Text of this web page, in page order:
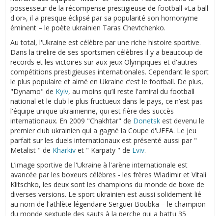
possesseur de la récompense prestigieuse de football «La ball
d'or», il a presque éclipsé par sa popularité son homonyme
éminent – le poète ukrainien Taras Chevtchenko.
Au total, l'Ukraine est célèbre par une riche histoire sportive.
Dans la tirelire de ses sportsmen célèbres il y a beaucoup de
records et les victoires sur aux jeux Olympiques et d'autres
compétitions prestigieuses internationales. Cependant le sport
le plus populaire et aimé en Ukraine c’est le football. De plus,
"Dynamo" de Kyiv, au moins qu’il reste l'amiral du football
national et le club le plus fructueux dans le pays, ce n’est pas
l'équipe unique ukrainienne, qui est fière des succès
internationaux. En 2009 "Chakhtar" de Donetsk est devenu le
premier club ukrainien qui a gagné la Coupe d'UEFA. Le jeu
parfait sur les duels internationaux est présenté aussi par "
Metalist " de Kharkiv et " Karpaty " de Lviv.
L’image sportive de l'Ukraine à l'arène internationale est
avancée par les boxeurs célèbres - les frères Wladimir et Vitali
Klitschko, les deux sont les champions du monde de boxe de
diverses versions. Le sport ukrainien est aussi solidement lié
au nom de l'athlète légendaire Sergueï Boubka – le champion
du monde sextuple des sauts à la perche qui a battu 35